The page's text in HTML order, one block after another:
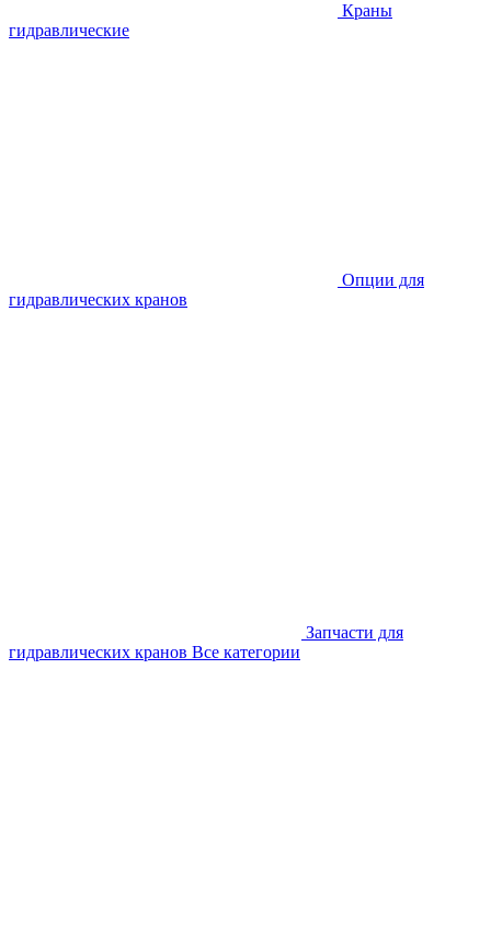
Краны
гидравлические
Опции для
гидравлических кранов
Запчасти для
гидравлических кранов Все категории